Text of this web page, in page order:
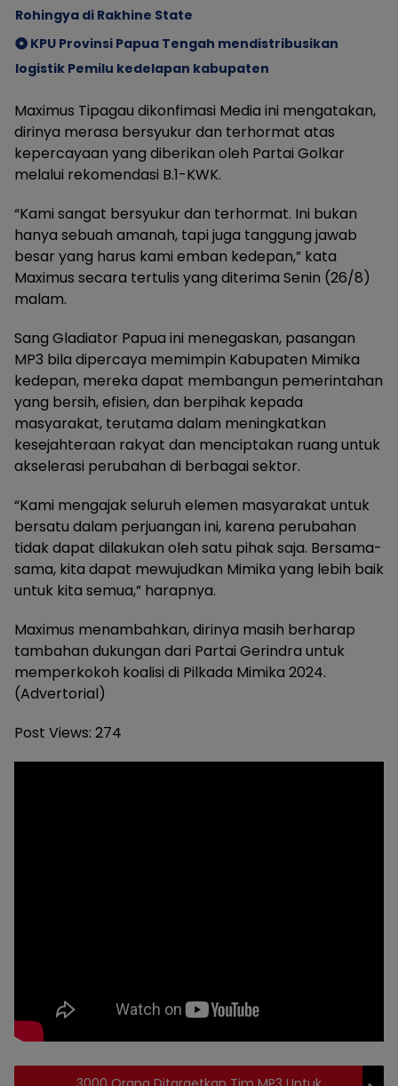
Rohingya di Rakhine State
KPU Provinsi Papua Tengah mendistribusikan
logistik Pemilu kedelapan kabupaten
Maximus Tipagau dikonfimasi Media ini mengatakan,
dirinya merasa bersyukur dan terhormat atas
kepercayaan yang diberikan oleh Partai Golkar
melalui rekomendasi B.1-KWK.
“Kami sangat bersyukur dan terhormat. Ini bukan
hanya sebuah amanah, tapi juga tanggung jawab
besar yang harus kami emban kedepan,” kata
Maximus secara tertulis yang diterima Senin (26/8)
malam.
Sang Gladiator Papua ini menegaskan, pasangan
MP3 bila dipercaya memimpin Kabupaten Mimika
kedepan, mereka dapat membangun pemerintahan
yang bersih, efisien, dan berpihak kepada
masyarakat, terutama dalam meningkatkan
kesejahteraan rakyat dan menciptakan ruang untuk
akselerasi perubahan di berbagai sektor.
“Kami mengajak seluruh elemen masyarakat untuk
bersatu dalam perjuangan ini, karena perubahan
tidak dapat dilakukan oleh satu pihak saja. Bersama-
sama, kita dapat mewujudkan Mimika yang lebih baik
untuk kita semua,” harapnya.
Maximus menambahkan, dirinya masih berharap
tambahan dukungan dari Partai Gerindra untuk
memperkokoh koalisi di Pilkada Mimika 2024.
(Advertorial)
Post Views: 274